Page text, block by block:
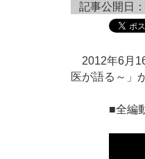
記事公開日：
2012年6月
医が語る～」
■全編